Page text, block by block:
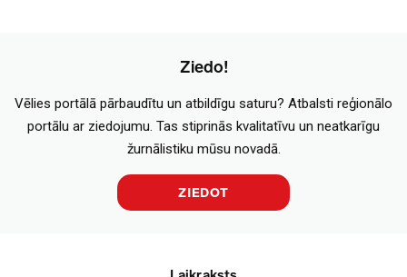
Ziedo!
Vēlies portālā pārbaudītu un atbildīgu saturu? Atbalsti reģionālo
portālu ar ziedojumu. Tas stiprinās kvalitatīvu un neatkarīgu
žurnālistiku mūsu novadā.
ZIEDOT